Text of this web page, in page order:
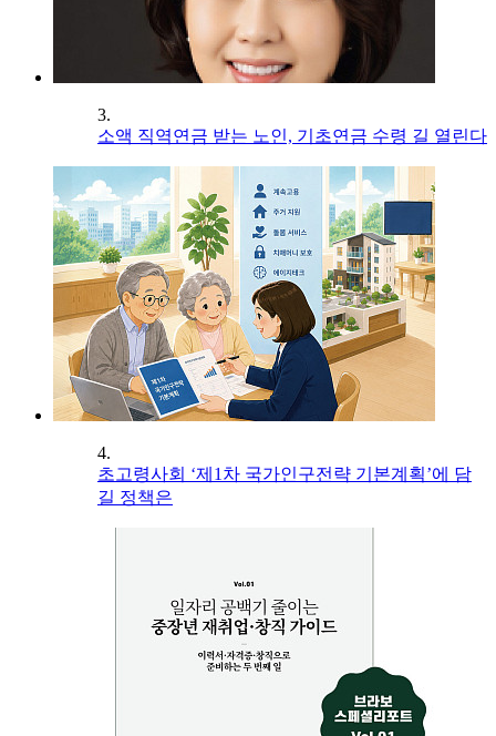
3.
소액 직역연금 받는 노인, 기초연금 수령 길 열린다
4.
초고령사회 ‘제1차 국가인구전략 기본계획’에 담
길 정책은